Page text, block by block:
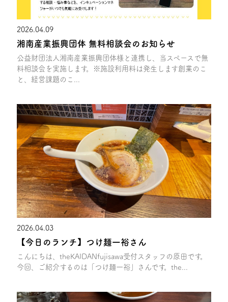
2026.04.09
湘南産業振興団体 無料相談会のお知らせ
公益財団法人湘南産業振興団体様と連携し、当スペースで無
料相談会を実施します。※施設利用料は発生します創業のこ
と、経営課題のこ...
2026.04.03
【今日のランチ】つけ麺一裕さん
こんにちは、theKAIDANfujisawa受付スタッフの原田です。
今回、ご紹介するのは「つけ麺一裕」さんです。the...